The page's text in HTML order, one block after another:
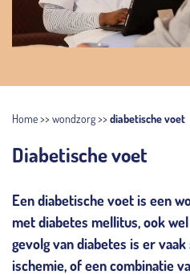
Home>> wondzorg>> diabetische voet
Diabetische voet
Een diabetische voet is een
met diabetes mellitus, ook
gevolg van diabetes is er
ischemie, of een combinatie